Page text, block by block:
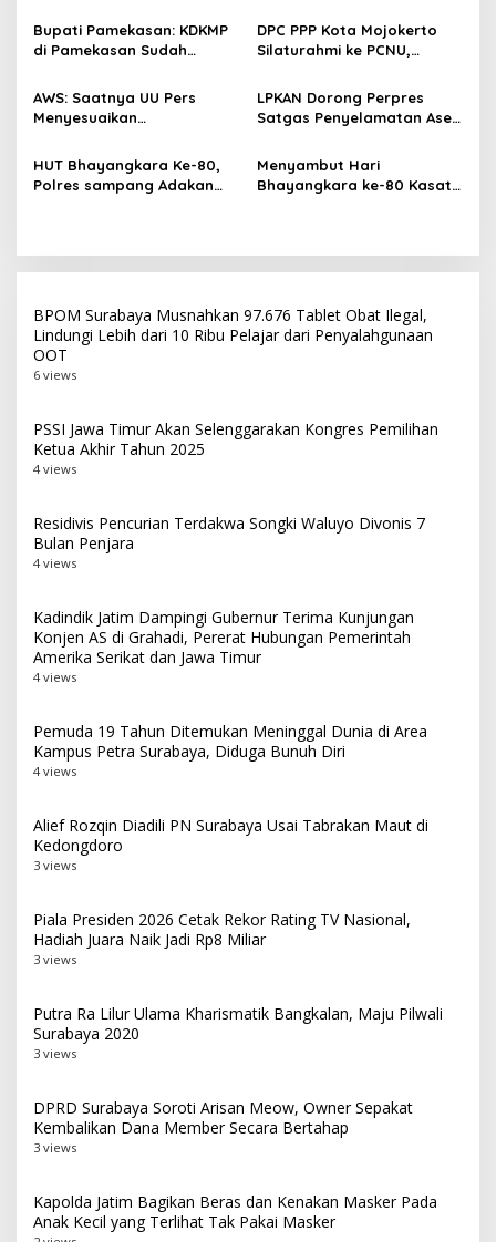
o
Dunia
Tembakau di Madura
Bupati Pamekasan: KDKMP
di Pamekasan Sudah
Selesai Akhir Juli 2026
DPC PPP Kota Mojokerto
Silaturahmi ke PCNU,
Masyarakat
AWS: Saatnya UU Pers
Menyesuaikan
Digital dan AI
LPKAN Dorong Perpres
Satgas Penyelamatan Aset
Pemberantasan Korupsi
HUT Bhayangkara Ke-80,
Polres sampang Adakan
Menyambut Hari
Bhayangkara ke-80 Kasat
BPOM Surabaya Musnahkan 97.676 Tablet Obat Ilegal,
Lindungi Lebih dari 10 Ribu Pelajar dari Penyalahgunaan
OOT
6 views
PSSI Jawa Timur Akan Selenggarakan Kongres Pemilihan
Ketua Akhir Tahun 2025
4 views
Residivis Pencurian Terdakwa Songki Waluyo Divonis 7
Bulan Penjara
4 views
Kadindik Jatim Dampingi Gubernur Terima Kunjungan
Konjen AS di Grahadi, Pererat Hubungan Pemerintah
Amerika Serikat dan Jawa Timur
4 views
Pemuda 19 Tahun Ditemukan Meninggal Dunia di Area
Kampus Petra Surabaya, Diduga Bunuh Diri
4 views
Alief Rozqin Diadili PN Surabaya Usai Tabrakan Maut di
Kedongdoro
3 views
Piala Presiden 2026 Cetak Rekor Rating TV Nasional,
Hadiah Juara Naik Jadi Rp8 Miliar
3 views
Putra Ra Lilur Ulama Kharismatik Bangkalan, Maju Pilwali
Surabaya 2020
3 views
DPRD Surabaya Soroti Arisan Meow, Owner Sepakat
Kembalikan Dana Member Secara Bertahap
3 views
Kapolda Jatim Bagikan Beras dan Kenakan Masker Pada
Anak Kecil yang Terlihat Tak Pakai Masker